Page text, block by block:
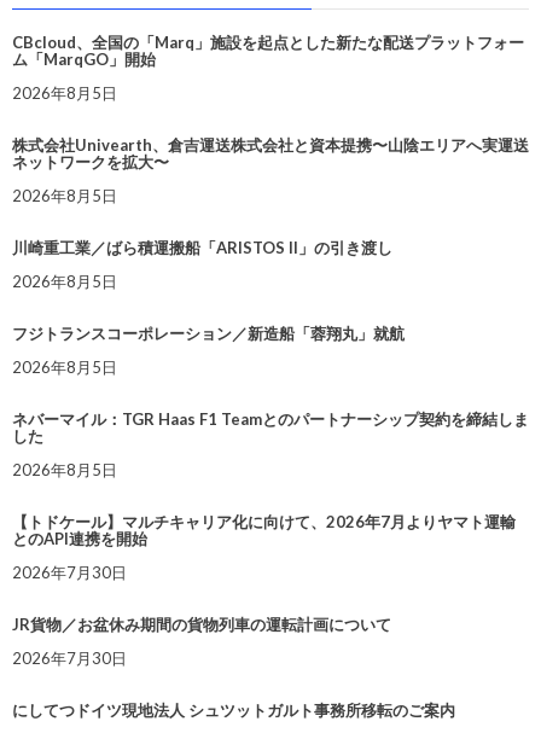
CBcloud、全国の「Marq」施設を起点とした新たな配送プラットフォー
ム「MarqGO」開始
2026年8月5日
株式会社Univearth、倉吉運送株式会社と資本提携〜山陰エリアへ実運送
ネットワークを拡大〜
2026年8月5日
川崎重工業／ばら積運搬船「ARISTOS II」の引き渡し
2026年8月5日
フジトランスコーポレーション／新造船「蓉翔丸」就航
2026年8月5日
ネバーマイル：TGR Haas F1 Teamとのパートナーシップ契約を締結しま
した
2026年8月5日
【トドケール】マルチキャリア化に向けて、2026年7月よりヤマト運輸
とのAPI連携を開始
2026年7月30日
JR貨物／お盆休み期間の貨物列車の運転計画について
2026年7月30日
にしてつドイツ現地法人 シュツットガルト事務所移転のご案内